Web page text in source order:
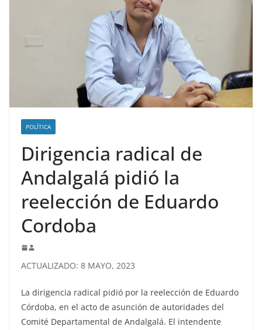
POLÍTICA
Dirigencia radical de
Andalgalá pidió la
reelección de Eduardo
Cordoba
ACTUALIZADO: 8 MAYO, 2023
La dirigencia radical pidió por la reelección de Eduardo
Córdoba, en el acto de asunción de autoridades del
Comité Departamental de Andalgalá. El intendente